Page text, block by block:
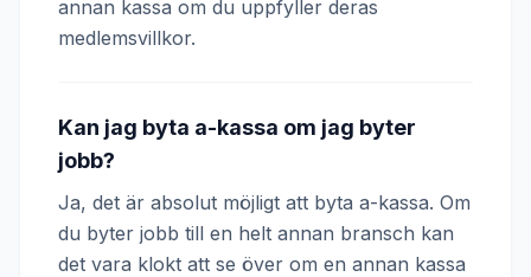
annan kassa om du uppfyller deras
medlemsvillkor.
Kan jag byta a-kassa om jag byter
jobb?
Ja, det är absolut möjligt att byta a-kassa. Om
du byter jobb till en helt annan bransch kan
det vara klokt att se över om en annan kassa